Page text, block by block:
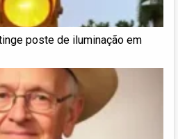
poste de iluminação em